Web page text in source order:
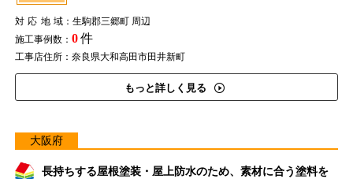
対応地域：生駒郡三郷町 周辺
施工事例数： 0件
工事店住所：奈良県大和高田市田井新町
もっと詳しく見る
大阪府
長持ちする屋根塗装・屋上防水のため、素材に合う塗料を